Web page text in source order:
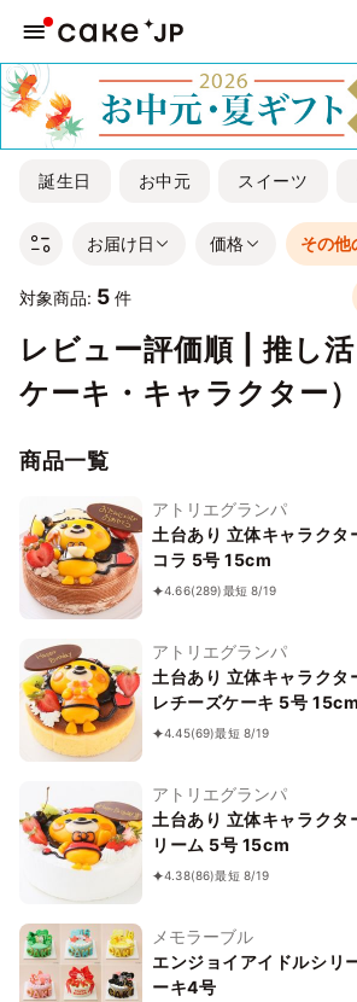
誕生日 お中元 スイーツ
お届け日 価格 その他
対象商品: 5 件
レビュー評価順 | 推し
ケーキ・キャラクター）
商品一覧
アトリエグランパ
土台あり 立体キャラクタ
コラ 5号 15cm
4.66(289)最短 8/19
アトリエグランパ
土台あり 立体キャラクタ
レチーズケーキ 5号 15cm
4.45(69)最短 8/19
アトリエグランパ
土台あり 立体キャラクタ
リーム 5号 15cm
4.38(86)最短 8/19
メモラーブル
エンジョイアイドルシリ
ーキ4号